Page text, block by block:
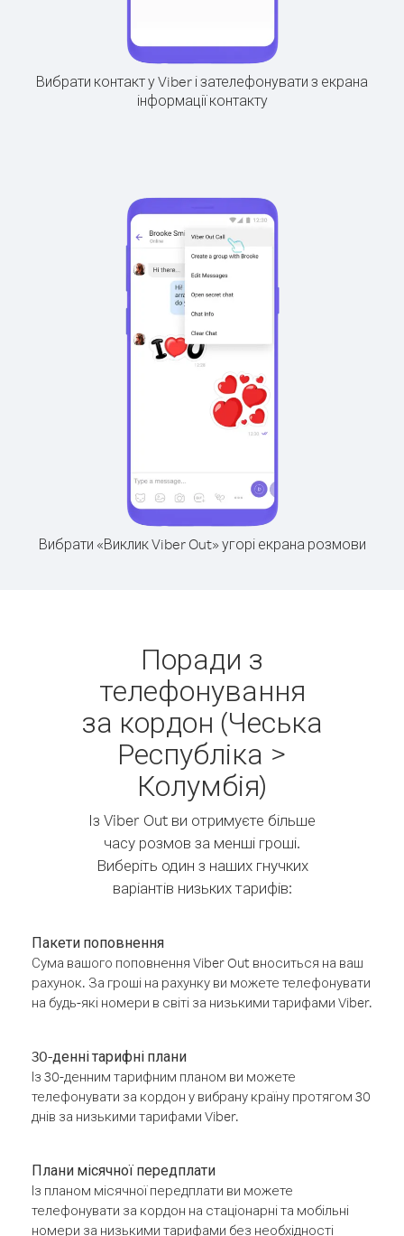
Вибрати контакт у Viber і зателефонувати з екрана
інформації контакту
Вибрати «Виклик Viber Out» угорі екрана розмови
Поради з
телефонування
за кордон (Чеська
Республіка >
Колумбія)
Із Viber Out ви отримуєте більше
часу розмов за менші гроші.
Виберіть один з наших гнучких
варіантів низьких тарифів:
Пакети поповнення
Сума вашого поповнення Viber Out вноситься на ваш
рахунок. За гроші на рахунку ви можете телефонувати
на будь-які номери в світі за низькими тарифами Viber.
30-денні тарифні плани
Із 30-денним тарифним планом ви можете
телефонувати за кордон у вибрану країну протягом 30
днів за низькими тарифами Viber.
Плани місячної передплати
Із планом місячної передплати ви можете
телефонувати за кордон на стаціонарні та мобільні
номери за низькими тарифами без необхідності